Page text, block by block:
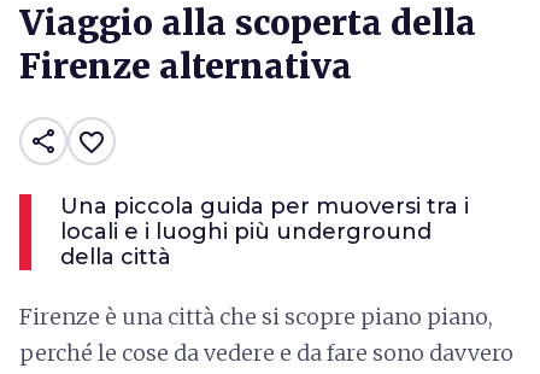
Viaggio alla scoperta della
Firenze alternativa
share favorite_border
Una piccola guida per muoversi tra i
locali e i luoghi più underground
della città
Firenze è una città che si scopre piano piano,
perché le cose da vedere e da fare sono davvero